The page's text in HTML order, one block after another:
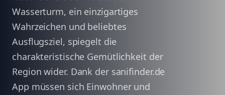
Wasserturm, ein einzigartiges
Wahrzeichen und beliebtes
Ausflugsziel, spiegelt die
charakteristische Gemütlichkeit der
Region wider. Dank der sanifinder.de
App müssen sich Einwohner und